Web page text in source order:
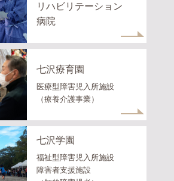
リハビリテーション
病院
七沢療育園
医療型障害児入所施設
（療養介護事業）
七沢学園
福祉型障害児入所施設
障害者支援施設